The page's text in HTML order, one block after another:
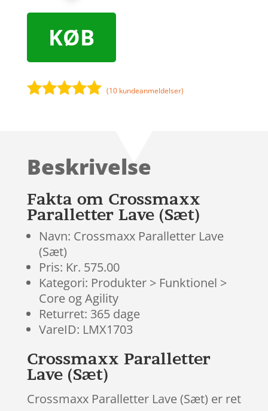
KØB
kundebedøm
(10 kundeanmeldelser)
Beskrivelse
Fakta om Crossmaxx
Paralletter Lave (Sæt)
Navn: Crossmaxx Paralletter Lave
(Sæt)
Pris: Kr. 575.00
Kategori: Produkter > Funktionel >
Core og Agility
Returret: 365 dage
VareID: LMX1703
Crossmaxx Paralletter
Lave (Sæt)
Crossmaxx Paralletter Lave (Sæt) er ret